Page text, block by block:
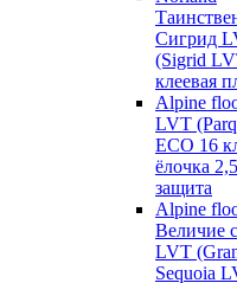
Сигрид
(Sigrid
клеевая
Alpine
LVT
ECO 16
ёлочка
защита
Alpine
Величие
LVT
Sequoia